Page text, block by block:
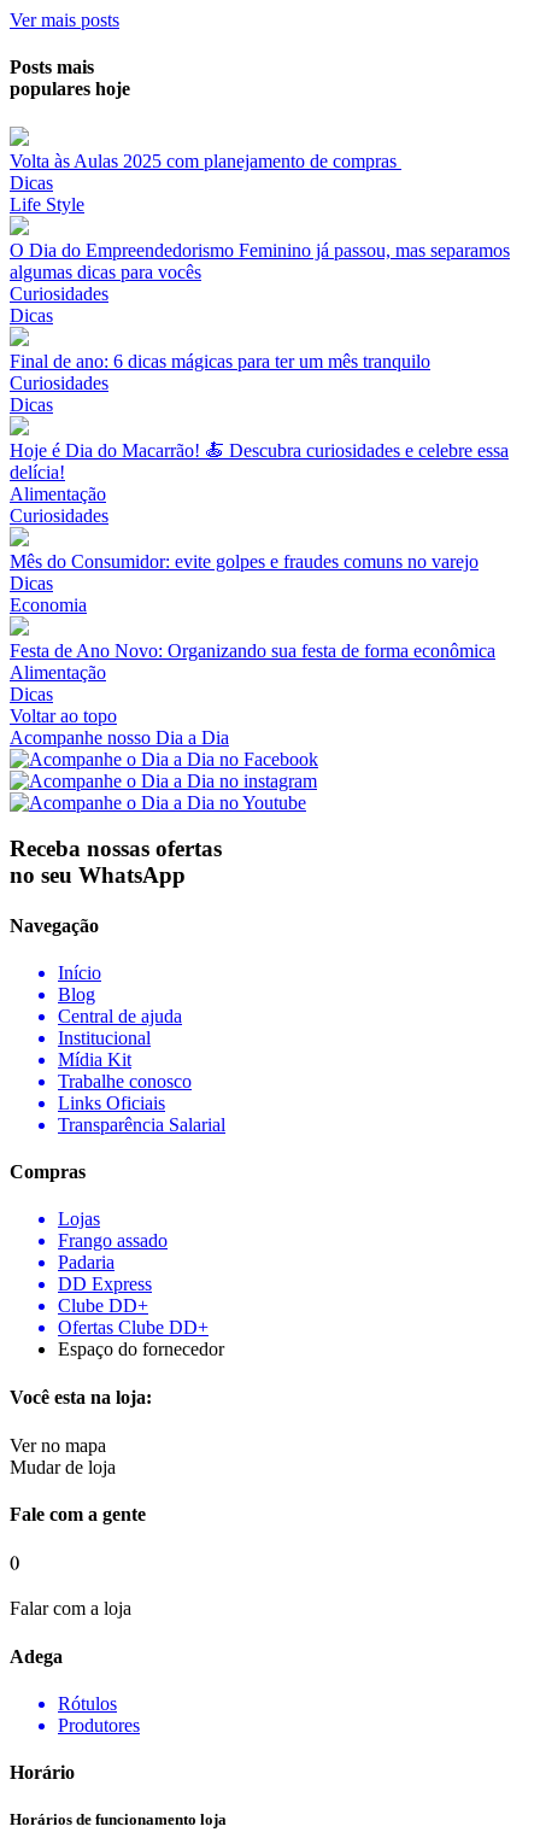
Ver mais posts
Posts mais
populares hoje
Volta às Aulas 2025 com planejamento de compras
Dicas
Life Style
O Dia do Empreendedorismo Feminino já passou, mas separamos
algumas dicas para vocês
Curiosidades
Dicas
Final de ano: 6 dicas mágicas para ter um mês tranquilo
Curiosidades
Dicas
Hoje é Dia do Macarrão! 🍝 Descubra curiosidades e celebre essa
delícia!
Alimentação
Curiosidades
Mês do Consumidor: evite golpes e fraudes comuns no varejo
Dicas
Economia
Festa de Ano Novo: Organizando sua festa de forma econômica
Alimentação
Dicas
Voltar ao topo
Acompanhe nosso Dia a Dia
Receba nossas ofertas
no seu WhatsApp
Navegação
Início
Blog
Central de ajuda
Institucional
Mídia Kit
Trabalhe conosco
Links Oficiais
Transparência Salarial
Compras
Lojas
Frango assado
Padaria
DD Express
Clube DD+
Ofertas Clube DD+
Espaço do fornecedor
Você esta na loja:
Ver no mapa
Mudar de loja
Fale com a gente
()
Falar com a loja
Adega
Rótulos
Produtores
Horário
Horários de funcionamento loja